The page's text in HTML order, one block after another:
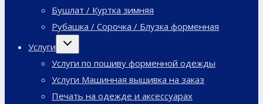
Бушлат / Куртка зимняя
Рубашка / Сорочка / Блузка форменная
Услуги
Переключить
дочернее
Услуги по пошиву форменной одежды
Услуги Машинная вышивка на заказ
Печать на одежде и аксессуарах